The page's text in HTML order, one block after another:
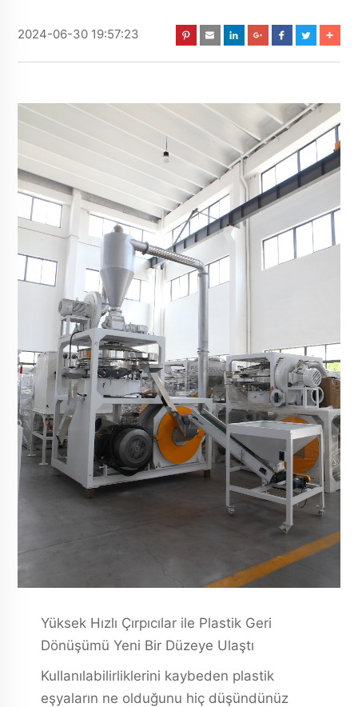
2024-06-30 19:57:23
Yüksek Hızlı Çırpıcılar ile Plastik Geri
Dönüşümü Yeni Bir Düzeye Ulaştı
Kullanılabilirliklerini kaybeden plastik
eşyaların ne olduğunu hiç düşündünüz